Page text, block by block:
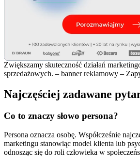
Zwiększamy skuteczność działań
sprzedażowych. – banner reklamowy –
Najczęściej zadawane
Co to znaczy słowo persona?
Persona oznacza osobę. Współcześnie
marketingu stanowiąc model klienta lub
odnosząc się do roli człowieka w